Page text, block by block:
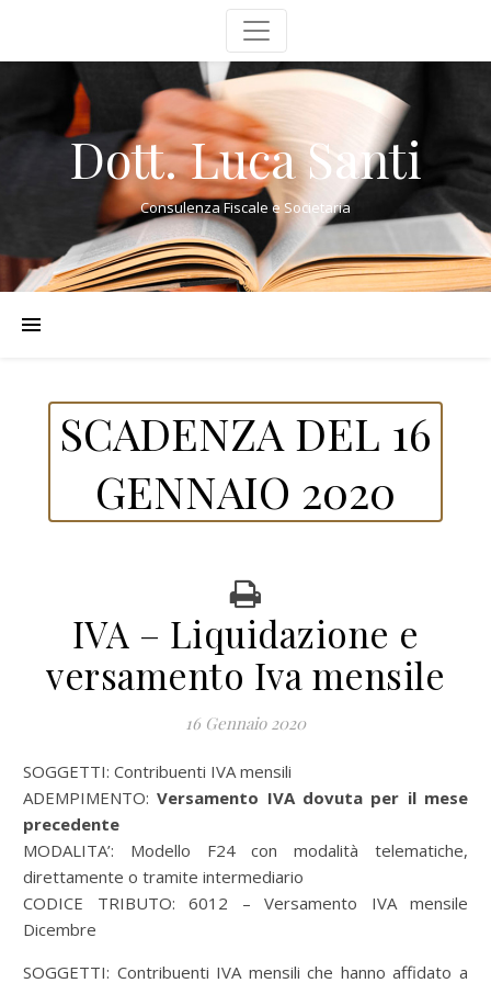
Dott. Luca Santi
Consulenza Fiscale e Societaria
SCADENZA DEL 16
GENNAIO 2020
IVA – Liquidazione e
versamento Iva mensile
16 Gennaio 2020
SOGGETTI: Contribuenti IVA mensili
ADEMPIMENTO:Versamento IVA dovuta per il mese
precedente
MODALITA’: Modello F24 con modalità telematiche,
direttamente o tramite intermediario
CODICE TRIBUTO: 6012 – Versamento IVA mensile
Dicembre
SOGGETTI: Contribuenti IVA mensili che hanno affidato a